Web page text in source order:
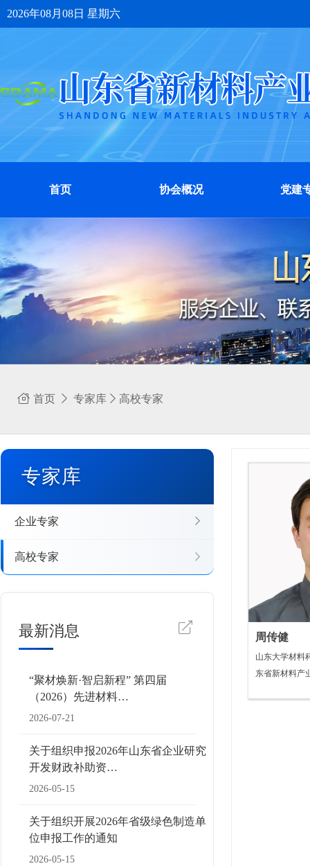
2026年08月08日 星期六
首页 协会概况 党建
首页 专家库 高校专家
专家库
企业专家
高校专家
最新消息
“聚材焕新·智启新程” 第四届
（2026）先进材料…
2026-07-21
关于组织申报2026年山东省企业研究
开发财政补助资…
2026-05-15
关于组织开展2026年省级绿色制造单
位申报工作的通知
2026-05-15
周传健
山东大学材料
东省新材料产